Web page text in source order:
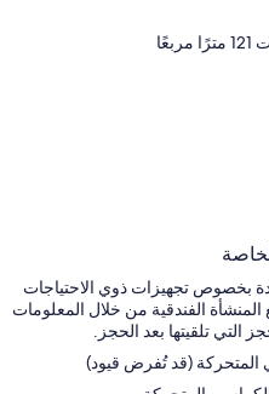
بخصوص تجهيزات ذوي الاحتياجات
الفندقية من خلال المعلومات
التي تلقيتها بعد الحجز.
المتحركة (قد تُفرض قيود)